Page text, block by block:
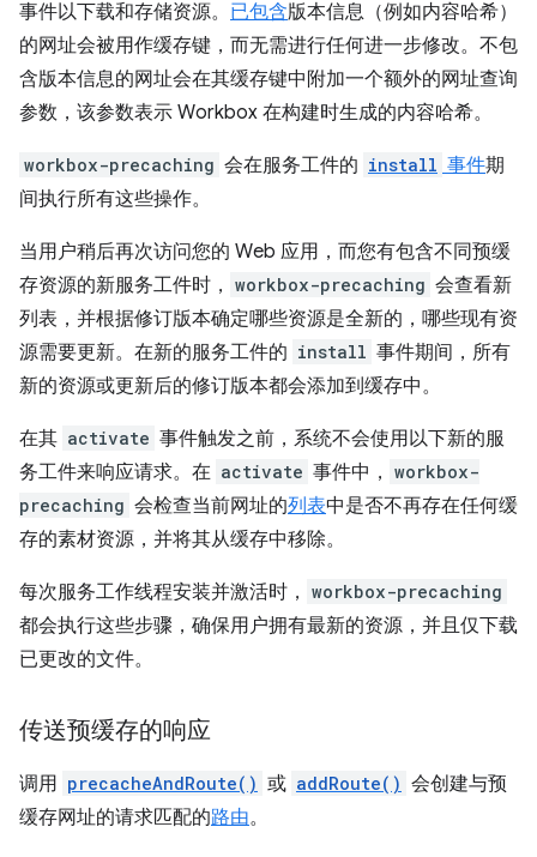
事件以下载和存储资源。 已包含版本信息（例如内容哈希）
的网址会被用作缓存键，而无需进行任何进一步修改。不包
含版本信息的网址会在其缓存键中附加一个额外的网址查询
参数，该参数表示 Workbox 在构建时生成的内容哈希。
workbox-precaching 会在服务工件的 install 事件期
间执行所有这些操作。
当用户稍后再次访问您的 Web 应用，而您有包含不同预缓
存资源的新服务工件时， workbox-precaching 会查看新
列表，并根据修订版本确定哪些资源是全新的，哪些现有资
源需要更新。在新的服务工件的 install 事件期间，所有
新的资源或更新后的修订版本都会添加到缓存中。
在其 activate 事件触发之前，系统不会使用以下新的服
务工件来响应请求。在 activate 事件中， workbox-
precaching 会检查当前网址的列表中是否不再存在任何缓
存的素材资源，并将其从缓存中移除。
每次服务工作线程安装并激活时， workbox-precaching
都会执行这些步骤，确保用户拥有最新的资源，并且仅下载
已更改的文件。
传送预缓存的响应
调用 precacheAndRoute() 或 addRoute() 会创建与预
缓存网址的请求匹配的路由。